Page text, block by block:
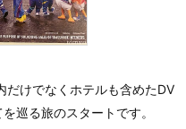
だけでなくホテルも含めたDV
巡る旅のスタートです。